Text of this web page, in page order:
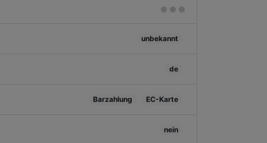
unbekannt
de
Barzahlung EC-Karte
nein